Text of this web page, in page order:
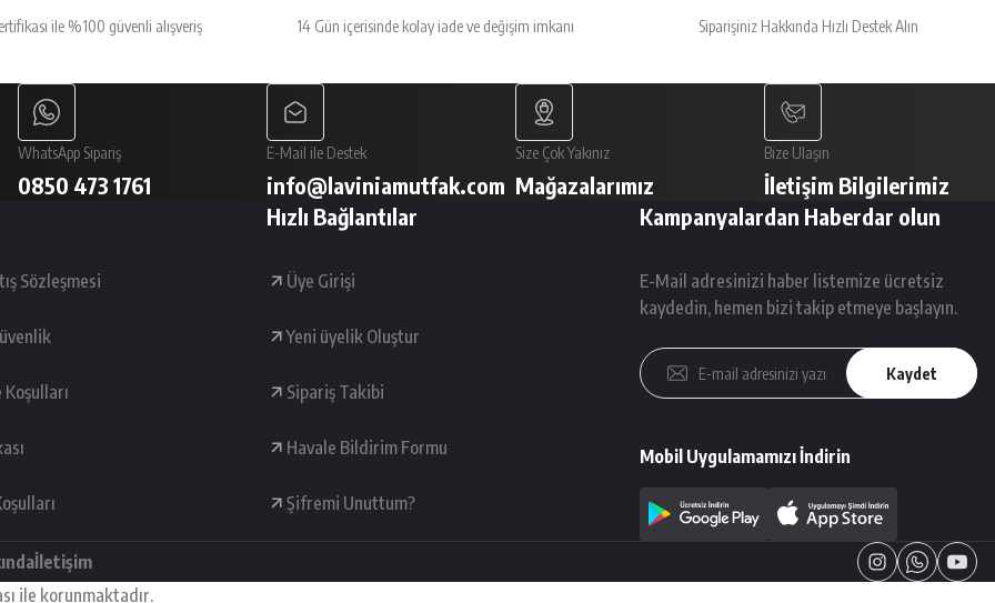
ile %100 güvenli alışveriş 14 Gün içerisinde kolay iade ve değişim imkanı Siparişiniz Hakkında Hızlı Destek Alın
WhatsApp Sipariş
0850 473 1761
E-Mail ile Destek
info@laviniamutfak.com
Size Çok Yakınız
Mağazalarımız
Bize Ulaşın
İletişim Bilgilerimiz
Sözleşmesi
Hızlı Bağlantılar
Üye Girişi
Yeni üyelik Oluştur
Sipariş Takibi
Havale Bildirim Formu
Şifremi Unuttum?
Kampanyalardan Haberdar olun
E-Mail adresinizi haber listemize ücretsiz
kaydedin, hemen bizi takip etmeye başlayın.
Kaydet
Mobil Uygulamamızı İndirin
İletişim
ile korunmaktadır.